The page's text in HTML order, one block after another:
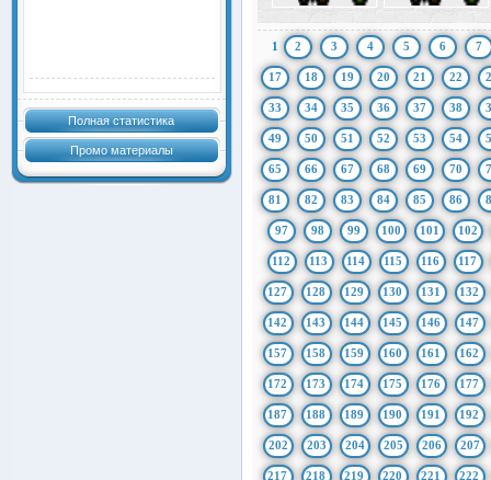
Полная статистика
Промо материалы
1 2 3 4 5 6 7
17 18 19 20 21 22
33 34 35 36 37 38
49 50 51 52 53 54
65 66 67 68 69 70
81 82 83 84 85 86
97 98 99 100 101 102
112 113 114 115 116 117
127 128 129 130 131 132
142 143 144 145 146 147
157 158 159 160 161 162
172 173 174 175 176 177
187 188 189 190 191 192
202 203 204 205 206 207
217 218 219 220 221 222